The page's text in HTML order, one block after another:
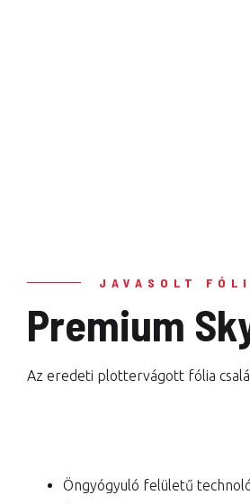
JAVASOLT
Premium
Az eredeti plottervágott fólia
Öngyógyuló felületű